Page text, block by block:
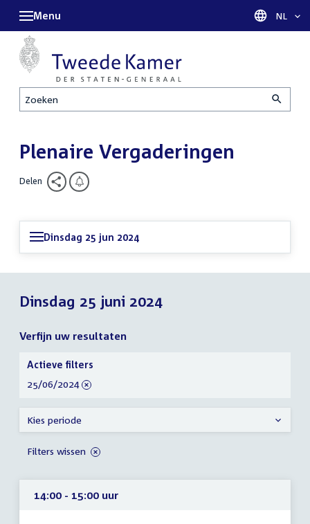
Zoeken
Menu Taal
NL
Plenaire Vergaderingen
Delen
Dinsdag 25 jun 2024
Dinsdag 25 juni 2024
Verfijn uw resultaten
14:00 - 15:00 uur
Verfijn
uw
resultaten
Actieve filters
verwijder
25/06/2024
Kies periode
Filters wissen